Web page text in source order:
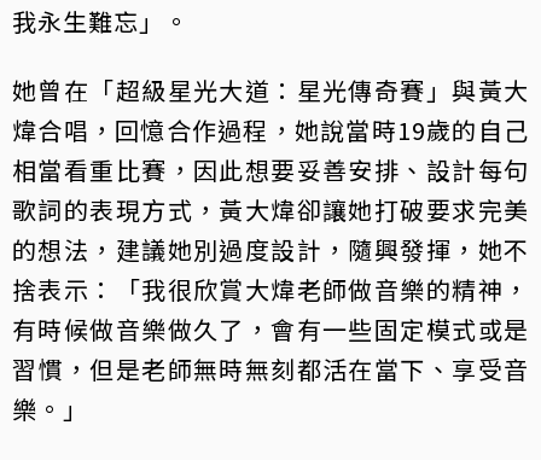
我永生難忘」。
她曾在「超級星光大道：星光傳奇賽」與黃大
煒合唱，回憶合作過程，她說當時19歲的自己
相當看重比賽，因此想要妥善安排、設計每句
歌詞的表現方式，黃大煒卻讓她打破要求完美
的想法，建議她別過度設計，隨興發揮，她不
捨表示：「我很欣賞大煒老師做音樂的精神，
有時候做音樂做久了，會有一些固定模式或是
習慣，但是老師無時無刻都活在當下、享受音
樂。」